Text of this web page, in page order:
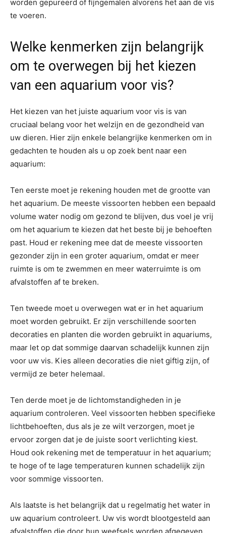
worden gepureerd of fijngemalen alvorens het aan de vis
te voeren.
Welke kenmerken zijn belangrijk
om te overwegen bij het kiezen
van een aquarium voor vis?
Het kiezen van het juiste aquarium voor vis is van
cruciaal belang voor het welzijn en de gezondheid van
uw dieren. Hier zijn enkele belangrijke kenmerken om in
gedachten te houden als u op zoek bent naar een
aquarium:
Ten eerste moet je rekening houden met de grootte van
het aquarium. De meeste vissoorten hebben een bepaald
volume water nodig om gezond te blijven, dus voel je vrij
om het aquarium te kiezen dat het beste bij je behoeften
past. Houd er rekening mee dat de meeste vissoorten
gezonder zijn in een groter aquarium, omdat er meer
ruimte is om te zwemmen en meer waterruimte is om
afvalstoffen af te breken.
Ten tweede moet u overwegen wat er in het aquarium
moet worden gebruikt. Er zijn verschillende soorten
decoraties en planten die worden gebruikt in aquariums,
maar let op dat sommige daarvan schadelijk kunnen zijn
voor uw vis. Kies alleen decoraties die niet giftig zijn, of
vermijd ze beter helemaal.
Ten derde moet je de lichtomstandigheden in je
aquarium controleren. Veel vissoorten hebben specifieke
lichtbehoeften, dus als je ze wilt verzorgen, moet je
ervoor zorgen dat je de juiste soort verlichting kiest.
Houd ook rekening met de temperatuur in het aquarium;
te hoge of te lage temperaturen kunnen schadelijk zijn
voor sommige vissoorten.
Als laatste is het belangrijk dat u regelmatig het water in
uw aquarium controleert. Uw vis wordt blootgesteld aan